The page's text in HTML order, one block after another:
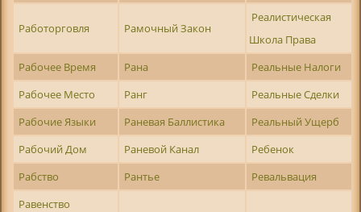
Работорговля Рамочный Закон
Реалистическая
Школа Права
Рабочее Время
Рана
Реальные Налоги
Рабочее Место
Ранг
Реальные Сделки
Рабочие Языки
Раневая Баллистика
Реальный Ущерб
Рабочий Дом
Раневой Канал
Ребенок
Рабство
Рантье
Ревальвация
Равенство